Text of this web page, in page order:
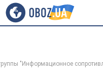
"Информационное